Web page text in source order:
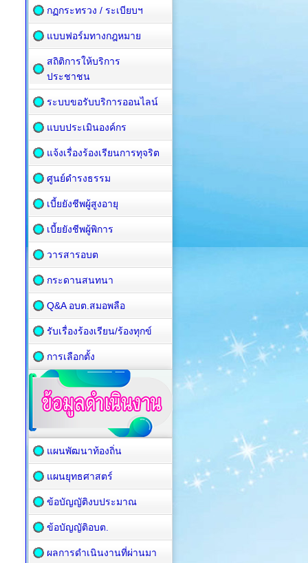
กฏกระทรวง / ระเบียบฯ
แบบฟอร์มทางกฎหมาย
สถิติการให้บริการ
ประชาชน
ระบบขอรับบริการออนไลน์
แบบประเมินองค์กร
แจ้งเรื่องร้องเรียนการทุจริต
ศูนย์ดำรงธรรม
เบี้ยยังชีพผู้สูงอายุ
เบี้ยยังชีพผู้พิการ
วารสารอบต
กระดานสนทนา
Q&A อบต.สมอพลือ
รับเรื่องร้องเรียน/ร้องทุกข์
การเลือกตั้ง
แผนพัฒนาท้องถิ่น
แผนยุทธศาสตร์
ข้อบัญญัติงบประมาณ
ข้อบัญญัติอบต.
ผลการดำเนินงานที่ผ่านมา